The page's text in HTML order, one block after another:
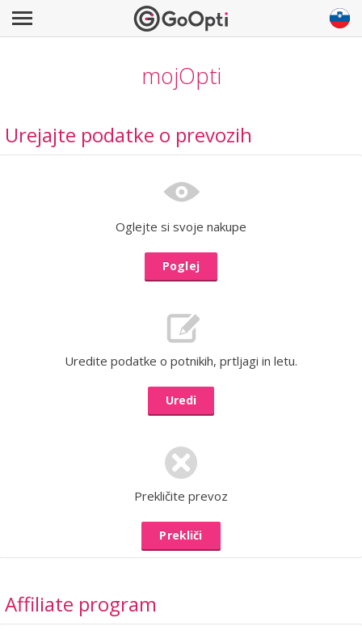
mojOpti
Urejajte podatke o prevozih
Oglejte si svoje nakupe
Poglej
Uredite podatke o potnikih, prtljagi in letu.
Uredi
Prekličite prevoz
Prekliči
Affiliate program